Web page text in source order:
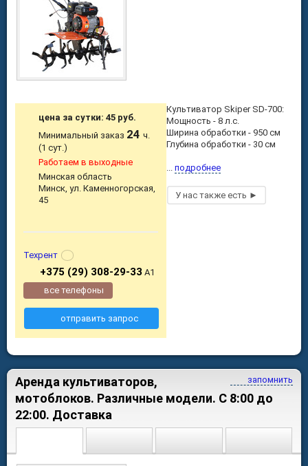
Культиватор Skiper SD-700:
Мощность - 8 л.с.
Ширина обработки - 950 см
Глубина обработки - 30 см
подробнее
цена за сутки: 45 руб.
Минимальный заказ 24ч.
(1 сут.)
Работаем в выходные
Минская область
Минск, ул. Каменногорская,
45
Техрент
+375 (29) 308-29-33 А1
все телефоны
отправить запрос
запомнить
Аренда культиваторов,
мотоблоков. Различные модели. С 8:00 до
22:00. Доставка